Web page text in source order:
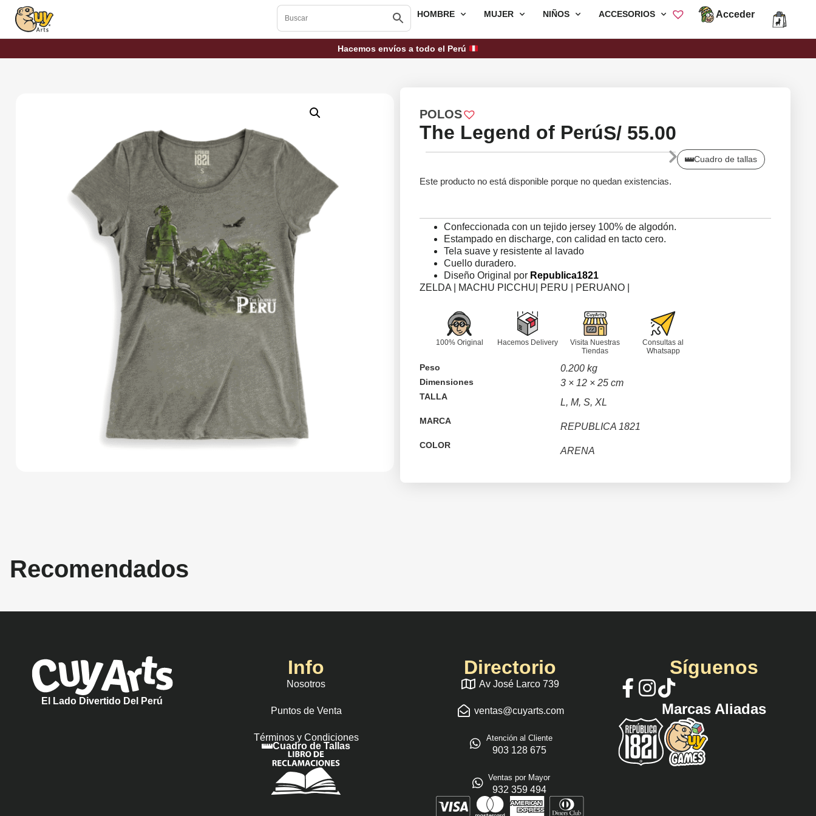
HOMBRE MUJER NIÑOS ACCESORIOS Acceder
Hacemos envíos a todo el Perú
POLOS
The Legend of PerúS/55.00
Cuadro de tallas
Este producto no está disponible porque no quedan existencias.
Confeccionada con un tejido jersey 100% de algodón.
Estampado en discharge, con calidad en tacto cero.
Tela suave y resistente al lavado
Cuello duradero.
Diseño Original por Republica1821
ZELDA | MACHU PICCHU| PERU | PERUANO |
100% Original Hacemos Delivery
Visita Nuestras
Tiendas
Consultas al
Whatsapp
Peso 0.200 kg
Dimensiones 3 × 12 × 25 cm
TALLA
L, M, S, XL
MARCA
REPUBLICA 1821
COLOR
ARENA
Recomendados
El Lado Divertido Del Perú
Info
Nosotros
Puntos de Venta
Términos y Condiciones
Cuadro de Tallas
Directorio
Av José Larco 739
ventas@cuyarts.com
Atención al Cliente
903 128 675
Ventas por Mayor
932 359 494
Síguenos
Marcas Aliadas